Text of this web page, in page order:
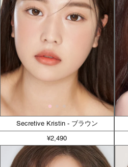
Secretive Kristin - ブラウン
¥2,490